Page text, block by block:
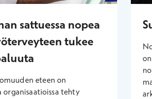
sattuessa nopea
tukee
eteen on
organisaatioissa tehty